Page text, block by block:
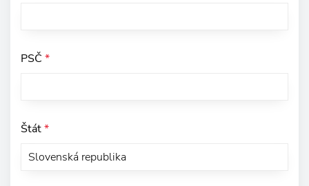
PSČ *
Štát*